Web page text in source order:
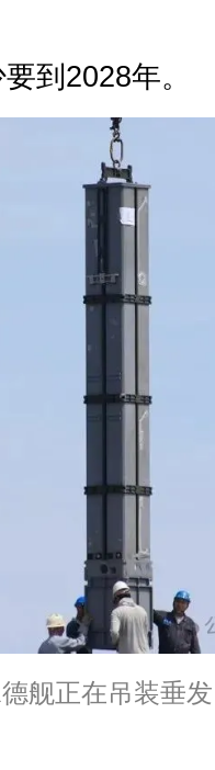
到2028年。
舰正在吊装垂发